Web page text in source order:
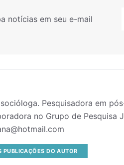
notícias em seu e-mail
Pesquisadora em
no Grupo de Pesquisa
PUBLICAÇÕES DO AUTOR